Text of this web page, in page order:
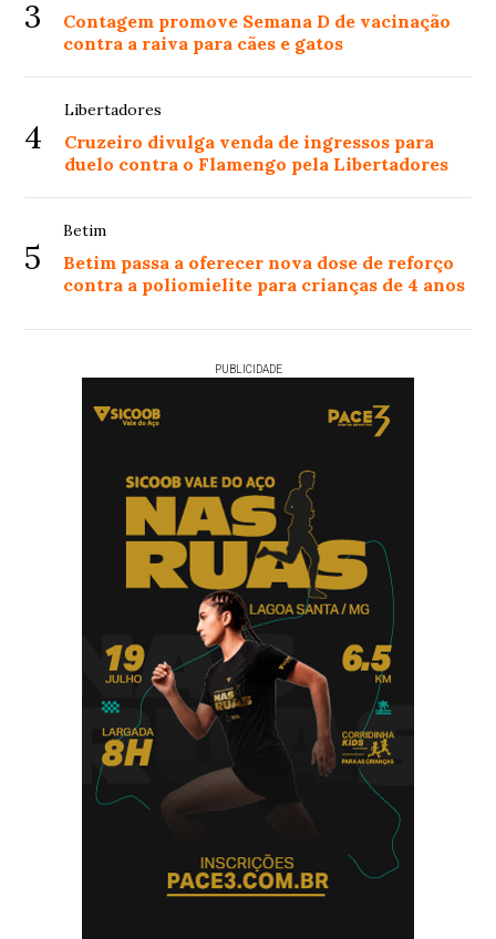
3
Contagem promove Semana D de vacinação
contra a raiva para cães e gatos
4
Libertadores
Cruzeiro divulga venda de ingressos para
duelo contra o Flamengo pela Libertadores
5
Betim
Betim passa a oferecer nova dose de reforço
contra a poliomielite para crianças de 4 anos
PUBLICIDADE